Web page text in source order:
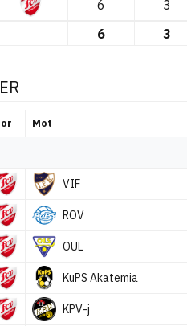
6 3
6
3
Mot
VIF
ROV
OUL
KuPS Akatemia
KPV-j